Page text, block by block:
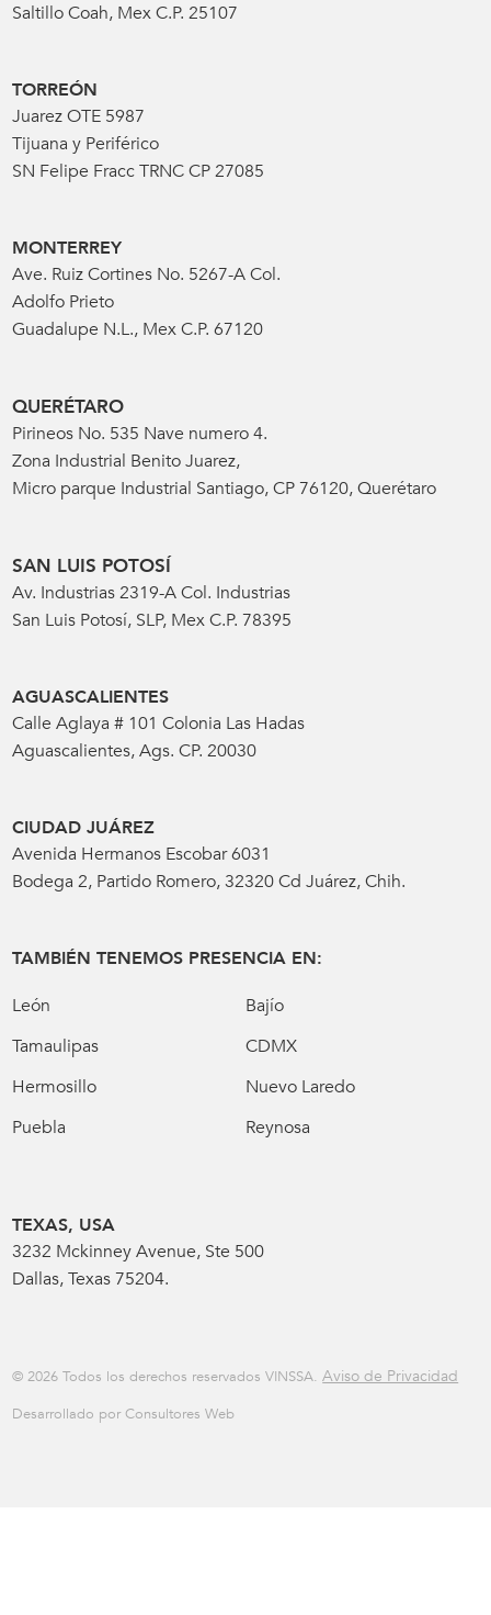
Saltillo Coah, Mex C.P. 25107
TORREÓN
Juarez OTE 5987
Tijuana y Periférico
SN Felipe Fracc TRNC CP 27085
MONTERREY
Ave. Ruiz Cortines No. 5267-A Col.
Adolfo Prieto
Guadalupe N.L., Mex C.P. 67120
QUERÉTARO
Pirineos No. 535 Nave numero 4.
Zona Industrial Benito Juarez,
Micro parque Industrial Santiago, CP 76120, Querétaro
SAN LUIS POTOSÍ
Av. Industrias 2319-A Col. Industrias
San Luis Potosí, SLP, Mex C.P. 78395
AGUASCALIENTES
Calle Aglaya # 101 Colonia Las Hadas
Aguascalientes, Ags. CP. 20030
CIUDAD JUÁREZ
Avenida Hermanos Escobar 6031
Bodega 2, Partido Romero, 32320 Cd Juárez, Chih.
TAMBIÉN TENEMOS PRESENCIA EN:
León
Bajío
Tamaulipas
CDMX
Hermosillo
Nuevo Laredo
Puebla
Reynosa
TEXAS, USA
3232 Mckinney Avenue, Ste 500
Dallas, Texas 75204.
© 2026 Todos los derechos reservados VINSSA.Aviso de Privacidad
Desarrollado por Consultores Web